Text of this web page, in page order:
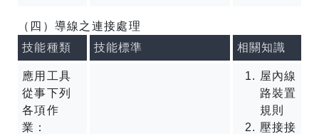
（四）導線之連接處理
技能種類
技能標準 相關知識
應用工具
從事下列
各項作
業：
屋內線
路裝置
規則
壓接接